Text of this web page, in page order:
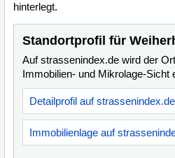
hinterlegt.
Standortprofil für
Auf strassenindex.de wird der
Immobilien- und Mikrolage-Sicht
Detailprofil auf strassenindex.de
Immobilienlage auf